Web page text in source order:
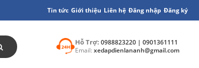
Tin tức Giới thiệu Liên hệ Đăng nhập Đăng ký
Hỗ Trợ:0988823220 | 0901361111
Email: xedapdienlananh@gmail.com